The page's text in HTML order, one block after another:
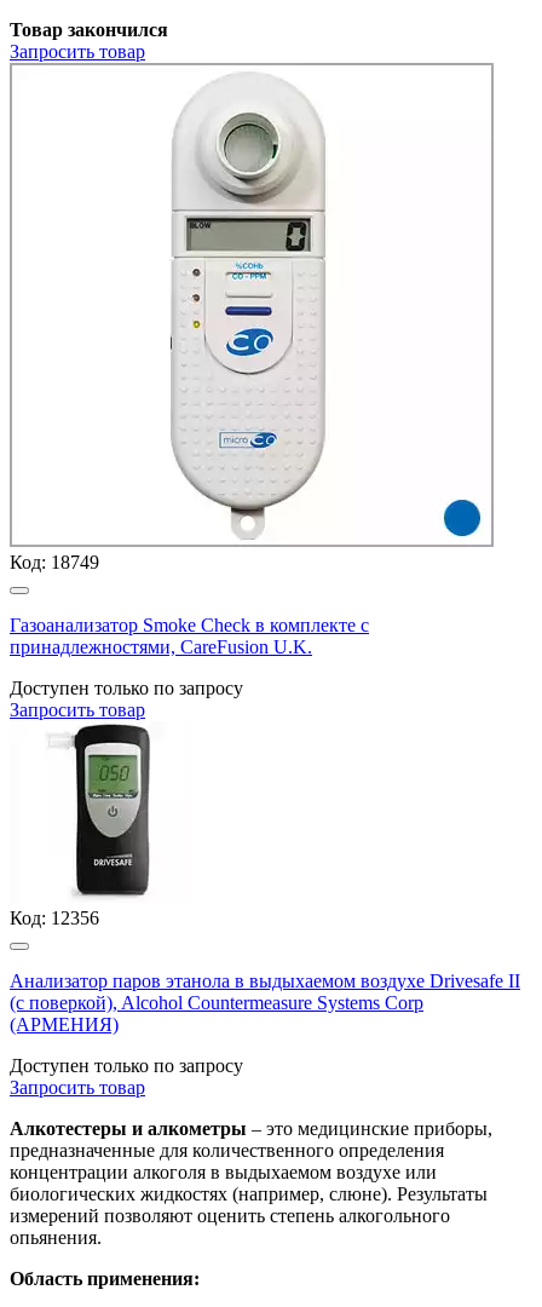
Товар закончился
Запросить товар
Код: 18749
Газоанализатор Smoke Check в комплекте с
принадлежностями, CareFusion U.K.
Доступен только по запросу
Запросить товар
Код: 12356
Анализатор паров этанола в выдыхаемом воздухе Drivesafe II
(с поверкой), Alcohol Countermeasure Systems Corp
(АРМЕНИЯ)
Доступен только по запросу
Запросить товар
Алкотестеры и алкометры – это медицинские приборы,
предназначенные для количественного определения
концентрации алкоголя в выдыхаемом воздухе или
биологических жидкостях (например, слюне). Результаты
измерений позволяют оценить степень алкогольного
опьянения.
Область применения: